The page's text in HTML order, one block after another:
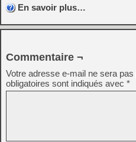
En savoir plus…
Commentaire ¬
Votre adresse e-mail ne sera pas
obligatoires sont indiqués avec *